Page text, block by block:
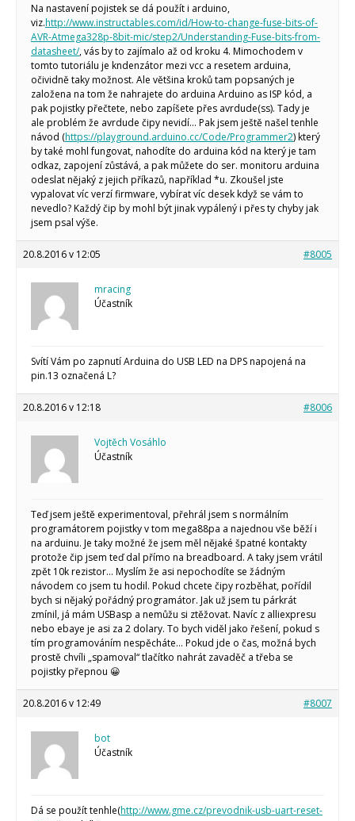
Vaše projekty
Co je to Arduino?
Začínáme s Arduinem
Arduino Software
Tutoriály
Arduino projekty
Arduino s Massimem Banzim
Arduino se Zbyškem Vodou
Arduino v příkladech
Arduino roboti
Tinylab
Makeblock
Micro:bit
Videa
Koupit
Na nastavení pojistek se dá použít i arduino,
viz.http://www.instructables.com/id/How-to-change-fuse-bits-of-
AVR-Atmega328p-8bit-mic/step2/Understanding-Fuse-bits-from-
datasheet/, vás by to zajímalo až od kroku 4. Mimochodem v
tomto tutoriálu je kndenzátor mezi vcc a resetem arduina,
očividně taky možnost. Ale většina kroků tam popsaných je
založena na tom že nahrajete do arduina Arduino as ISP kód, a
pak pojistky přečtete, nebo zapíšete přes avrdude(ss). Tady je
ale problém že avrdude čipy nevidí… Pak jsem ještě našel tenhle
návod (https://playground.arduino.cc/Code/Programmer2) který
by také mohl fungovat, nahodíte do arduina kód na který je tam
odkaz, zapojení zůstává, a pak můžete do ser. monitoru arduina
odeslat nějaký z jejich příkazů, například *u. Zkoušel jste
vypalovat víc verzí firmware, vybírat víc desek když se vám to
nevedlo? Každý čip by mohl být jinak vypálený i přes ty chyby jak
jsem psal výše.
20.8.2016 v 12:05 #8005
mracing
Účastník
Svítí Vám po zapnutí Arduina do USB LED na DPS napojená na
pin.13 označená L?
20.8.2016 v 12:18 #8006
Vojtěch Vosáhlo
Účastník
Teď jsem ještě experimentoval, přehrál jsem s normálním
programátorem pojistky v tom mega88pa a najednou vše běží i
na arduinu. Je taky možné že jsem měl nějaké špatné kontakty
protože čip jsem teď dal přímo na breadboard. A taky jsem vrátil
zpět 10k rezistor… Myslím že asi nepochodíte se žádným
návodem co jsem tu hodil. Pokud chcete čipy rozběhat, pořídil
bych si nějaký pořádný programátor. Jak už jsem tu párkrát
zmínil, já mám USBasp a nemůžu si ztěžovat. Navíc z alliexpresu
nebo ebaye je asi za 2 dolary. To bych viděl jako řešení, pokud s
tím programováním nespěcháte… Pokud jde o čas, možná bych
prostě chvíli „spamoval“ tlačítko nahrát zavaděč a třeba se
pojistky přepnou 😀
20.8.2016 v 12:49 #8007
bot
Účastník
Dá se použít tenhle(http://www.gme.cz/prevodnik-usb-uart-reset-